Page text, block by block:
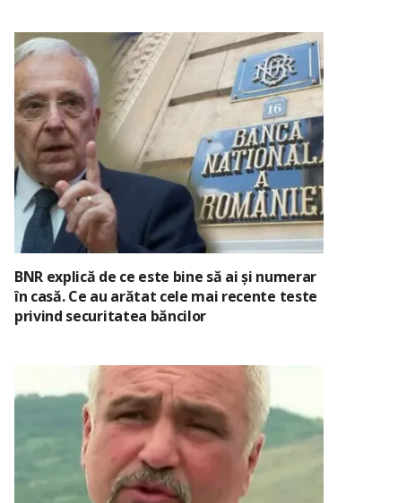
BNR explică de ce este bine să ai și numerar
în casă. Ce au arătat cele mai recente teste
privind securitatea băncilor